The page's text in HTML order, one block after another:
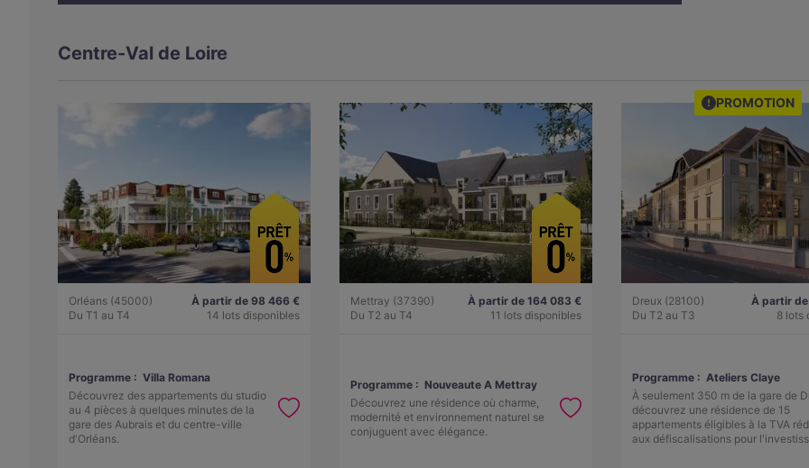
Centre-Val de Loire
Orléans (45000)
Du T1 au T4
À partir de 98 466 €
14 lots disponibles
Programme : Villa Romana
Découvrez des appartements du studio
au 4 pièces à quelques minutes de la
gare des Aubrais et du centre-ville
d'Orléans.
Mettray (37390)
Du T2 au T4
À partir de 164 083 €
11 lots disponibles
Programme : Nouveaute A Mettray
Découvrez une résidence où charme,
modernité et environnement naturel se
conjuguent avec élégance.
PROMOTION
Dreux (28100)
Du T2 au T3
À partir
8 lots
Programme : Ateliers Claye
À seulement 350 m de la gare de
découvrez une résidence de 15
appartements éligibles à la TVA
aux défiscalisations pour